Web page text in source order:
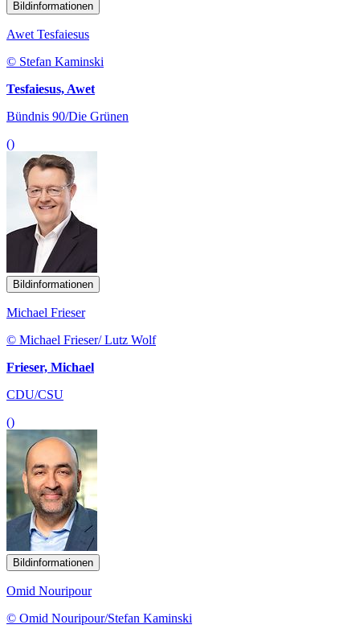
Bildinformationen
Awet Tesfaiesus
© Stefan Kaminski
Tesfaiesus, Awet
Bündnis 90/Die Grünen
()
Bildinformationen
Michael Frieser
© Michael Frieser/ Lutz Wolf
Frieser, Michael
CDU/CSU
()
Bildinformationen
Omid Nouripour
© Omid Nouripour/Stefan Kaminski